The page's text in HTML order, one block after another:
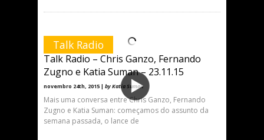
Talk Radio
Talk Radio – Chris Ganzo, Fernando
Zugno e Katia Suman – 23.11.15
novembro 24th, 2015 | by Katia Suman
Mais uma conversa entre Chris Ganzo, Fernando
Zugno e Katia Suman: começamos do assunto da
semana passada, o lance de